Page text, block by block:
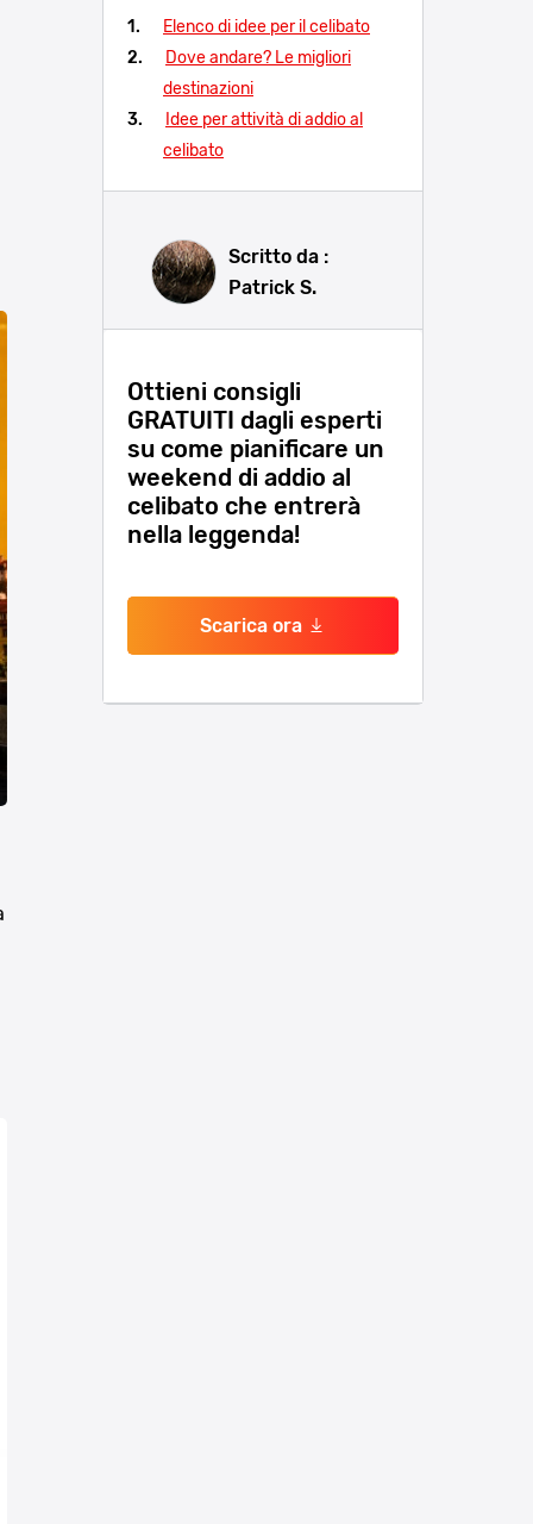
Elenco di idee per il celibato
Dove andare? Le migliori
destinazioni
Idee per attività di addio al
celibato
Scritto da :
Patrick S.
Ottieni consigli
GRATUITI dagli esperti
su come pianificare un
weekend di addio al
celibato che entrerà
nella leggenda!
Scarica ora